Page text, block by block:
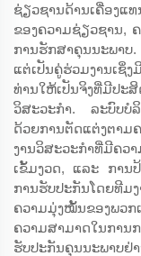
ຊ່ຽວຊານດ້ານເຄື່ອງແທ
ຂອງຄວາມຊ່ຽວຊານ,
ການຮັກສາຄຸນນະພາບ
ແຕ່ເປັນຄູ່ຮ່ວມງານເຊິ່
ທ່ານໃຫ້ເປັນຈິງທີ່ມີປ
ວິສະວະກຳ. ລະບົບບໍລິ
ດ້ວຍການຕັດແຕ່ງຕາ
ງານວິສະວະກຳທີ່ມີຄ
ເຂັ້ມງວດ, ແລະ ການ
ການຮັບປະກັນໂດຍທີມ
ຄວາມມຸ່ງໝັ້ນຂອງພວກ
ຄວາມສາມາດໃນກາ
ຮັບປະກັນຄຸນນະພາບຢ່າ